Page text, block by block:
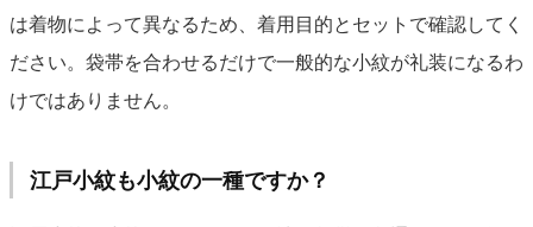
は着物によって異なるため、着用目的とセットで確認してく
ださい。袋帯を合わせるだけで一般的な小紋が礼装になるわ
けではありません。
江戸小紋も小紋の一種ですか？